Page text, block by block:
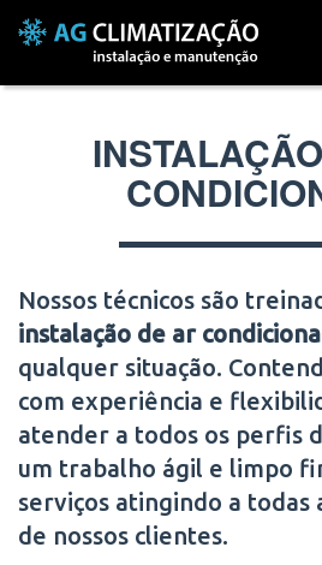
Nossos técnicos são
instalação de ar
qualquer situação.
com experiência e
atender a todos os perfis
um trabalho ágil e limpo
serviços atingindo a todas
de nossos clientes.